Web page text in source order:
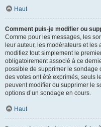
Haut
Comment puis-je modifier ou
Comme pour les messages, les
leur auteur, les modérateurs et
modifiez tout simplement le
obligatoirement associé à ce
possible de supprimer le sondage
des votes ont été exprimés, seuls
peuvent modifier ou supprimer le
options d’un sondage en cours.
Haut